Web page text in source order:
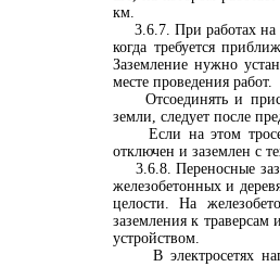
км.
3.6.7. При работах на
когда требуется
Заземление нужно
месте проведения работ.
Отсоединять и
земли, следует после
Если на этом тросе
отключен и заземлен с
3.6.8. Переносные
железобетонных и
целости. На
заземления к
устройством.
В электросетях